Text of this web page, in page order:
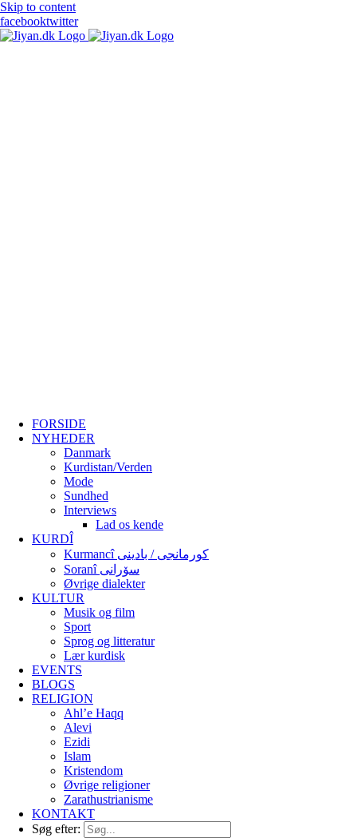
Skip to content
facebooktwitter
FORSIDE
NYHEDER
Danmark
Kurdistan/Verden
Mode
Sundhed
Interviews
Lad os kende
KURDÎ
Kurmancî کورمانجی / بادینی
Soranî سۆرانی
Øvrige dialekter
KULTUR
Musik og film
Sport
Sprog og litteratur
Lær kurdisk
EVENTS
BLOGS
RELIGION
Ahl’e Haqq
Alevi
Ezidi
Islam
Kristendom
Øvrige religioner
Zarathustrianisme
KONTAKT
Søg efter: